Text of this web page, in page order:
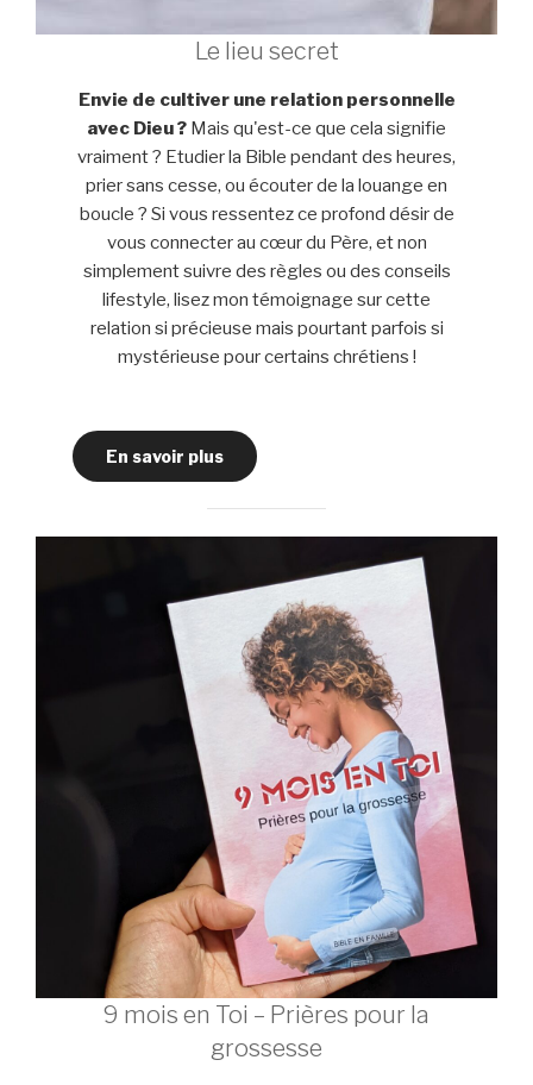
Le lieu secret
Envie de cultiver une relation personnelle
avec Dieu ? Mais qu'est-ce que cela signifie
vraiment ? Etudier la Bible pendant des heures,
prier sans cesse, ou écouter de la louange en
boucle ? Si vous ressentez ce profond désir de
vous connecter au cœur du Père, et non
simplement suivre des règles ou des conseils
lifestyle, lisez mon témoignage sur cette
relation si précieuse mais pourtant parfois si
mystérieuse pour certains chrétiens !
En savoir plus
9 mois en Toi – Prières pour la
grossesse